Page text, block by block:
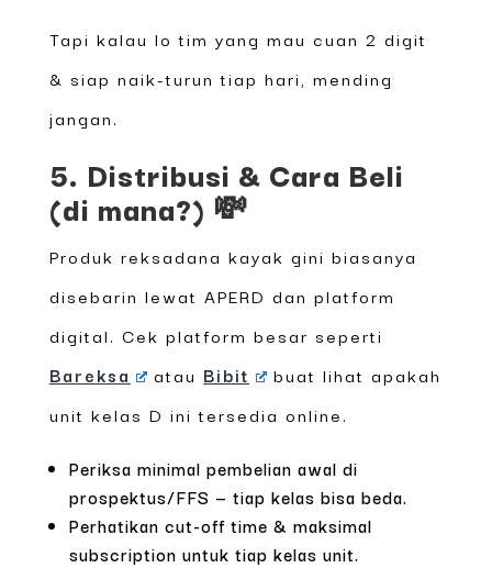
Tapi kalau lo tim yang mau cuan 2 digit
& siap naik-turun tiap hari, mending
jangan.
5. Distribusi & Cara Beli
(di mana?) 💸
Produk reksadana kayak gini biasanya
disebarin lewat APERD dan platform
digital. Cek platform besar seperti
Bareksa
atau Bibit
buat lihat apakah
unit kelas D ini tersedia online.
Periksa minimal pembelian awal di
prospektus/FFS — tiap kelas bisa beda.
Perhatikan cut-off time & maksimal
subscription untuk tiap kelas unit.